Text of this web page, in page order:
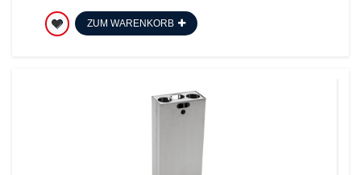
ZUM WARENKORB